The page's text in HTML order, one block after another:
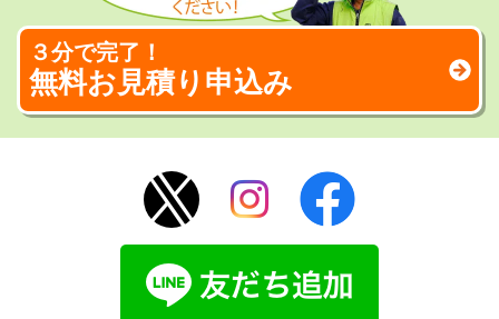
３分で完了！
無料お見積り申込み